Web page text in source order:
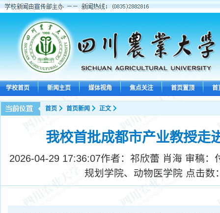
学校首页 新闻主页 媒体视角 焦点关注 首页置顶 首
首页 首页新闻 正文
我校首批成都市产业教授走
2026-04-29 17:36:07作者：祁欣蕾 肖海 审稿：
规划学院、动物医学院 点击数